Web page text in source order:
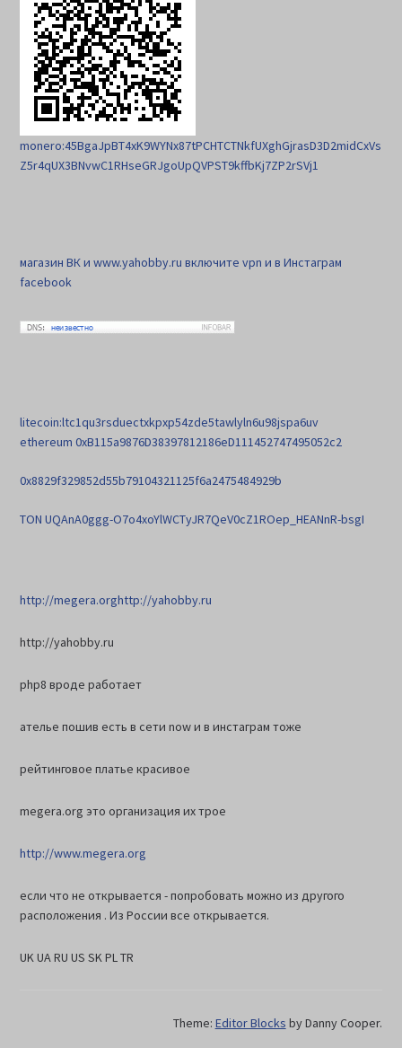
monero:45BgaJpBT4xK9WYNx87tPCHTCTNkfUXghGjrasD3D2midCxVs
Z5r4qUX3BNvwC1RHseGRJgoUpQVPST9kffbKj7ZP2rSVj1
магазин ВК и www.yahobby.ru включите vpn и в Инстаграм
facebook
litecoin:ltc1qu3rsduectxkpxp54zde5tawlyln6u98jspa6uv
ethereum 0xB115a9876D38397812186eD111452747495052c2
0x8829f329852d55b79104321125f6a2475484929b
TON UQAnA0ggg-O7o4xoYlWCTyJR7QeV0cZ1ROep_HEANnR-bsgI
http://megera.orghttp://yahobby.ru
http://yahobby.ru
php8 вроде работает
ателье пошив есть в сети now и в инстаграм тоже
рейтинговое платье красивое
megera.org это организация их трое
http://www.megera.org
если что не открывается - попробовать можно из другого
расположения . Из России все открывается.
UK UA RU US SK PL TR
Theme: Editor Blocks by Danny Cooper.